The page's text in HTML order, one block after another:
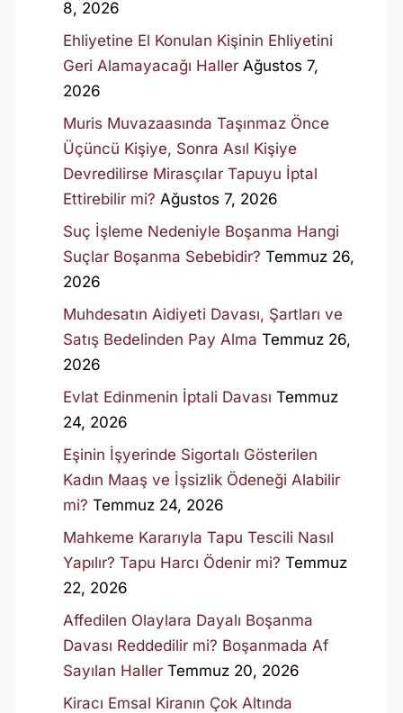
8, 2026
Ehliyetine El Konulan Kişinin Ehliyetini
Geri Alamayacağı Haller Ağustos 7,
2026
Muris Muvazaasında Taşınmaz Önce
Üçüncü Kişiye, Sonra Asıl Kişiye
Devredilirse Mirasçılar Tapuyu İptal
Ettirebilir mi? Ağustos 7, 2026
Suç İşleme Nedeniyle Boşanma Hangi
Suçlar Boşanma Sebebidir? Temmuz 26,
2026
Muhdesatın Aidiyeti Davası, Şartları ve
Satış Bedelinden Pay Alma Temmuz 26,
2026
Evlat Edinmenin İptali Davası Temmuz
24, 2026
Eşinin İşyerinde Sigortalı Gösterilen
Kadın Maaş ve İşsizlik Ödeneği Alabilir
mi? Temmuz 24, 2026
Mahkeme Kararıyla Tapu Tescili Nasıl
Yapılır? Tapu Harcı Ödenir mi? Temmuz
22, 2026
Affedilen Olaylara Dayalı Boşanma
Davası Reddedilir mi? Boşanmada Af
Sayılan Haller Temmuz 20, 2026
Kiracı Emsal Kiranın Çok Altında